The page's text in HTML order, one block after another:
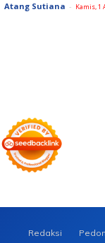
Atang Sutiana - Kamis, 1
Redaksi